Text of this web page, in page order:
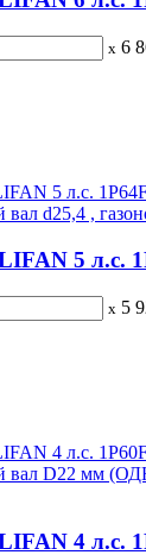
x 6
5 л.с.
x 5
4 л.с.